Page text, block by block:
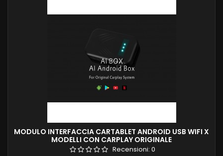
MODULO INTERFACCIA CARTABLET ANDROID USB WIFI X
MODELLI CON CARPLAY ORIGINALE
Recensioni: 0